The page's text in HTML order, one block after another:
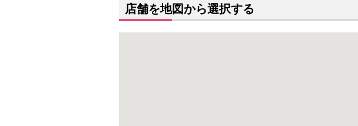
店舗を地図から選択する